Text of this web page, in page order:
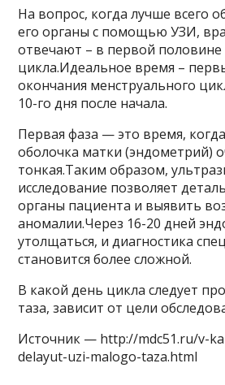
На вопрос, когда лучше всего
его органы с помощью УЗИ,
отвечают – в первой половине
цикла.Идеальное время –
окончания менструального
10-го дня после начала.
Первая фаза — это время,
оболочка матки (эндометрий)
тонкая.Таким образом,
исследование позволяет
органы пациента и выявить
аномалии.Через 16-20 дней
утолщаться, и диагностика
становится более сложной.
В какой день цикла следует
таза, зависит от цели
Источник — http://mdc51.ru/v-
delayut-uzi-malogo-taza.html